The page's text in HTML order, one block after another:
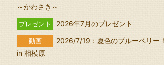
～かわさき～
プレゼント 2026年7月のプレゼント
動画
2026/7/19：夏色のブルーベリー！
in 相模原